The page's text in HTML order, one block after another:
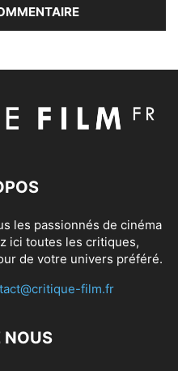
les passionnés de cinéma
ici toutes les critiques,
de votre univers préféré.
film.fr
NOUS